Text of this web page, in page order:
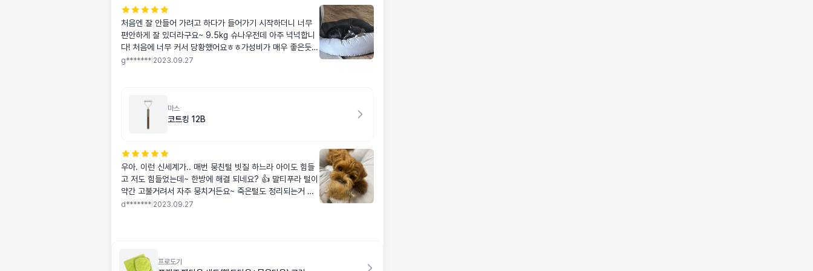
처음엔 잘 안들어 가려고 하다가 들어가기 시작하더니 너무
편안하게 잘 있더라구요~ 9.5kg 슈나우전데 아주 넉넉합니
다! 처음에 너무 커서 당황했어요ㅎㅎ가성비가 매우 좋은듯
합니다! 문제는 세탁 후에 충전재가 꺼지냐 안꺼지냐 같은데
g******* 2023.09.27
마스
코트킹 12B
우아. 이런 신세계가.. 매번 뭉친털 빗질 하느라 아이도 힘들
고 저도 힘들었는데~ 한방에 해결 되네요? 👍 말티푸라 털이
약간 고불거려서 자주 뭉치거든요~ 죽은털도 정리되는거 같
고~ 아주 만족 합니다!! 빗질 싫어하는 우리 아이 무리없이 사
d******* 2023.09.27
프로도기